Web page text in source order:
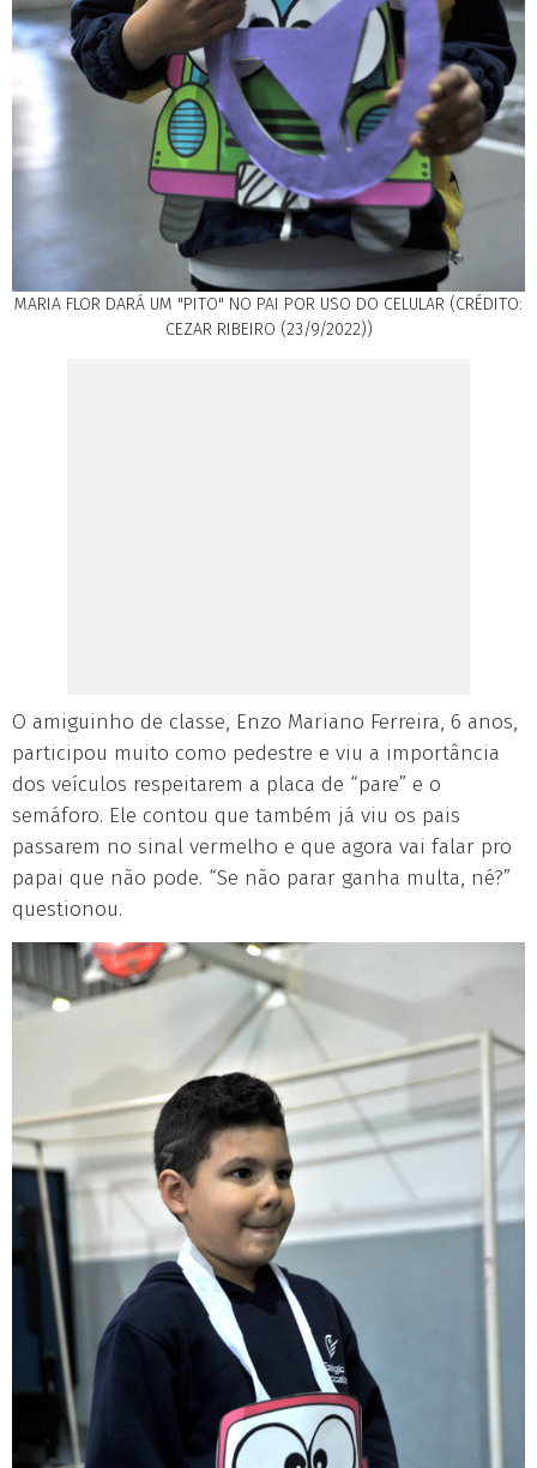
MARIA FLOR DARÁ UM "PITO" NO PAI POR USO DO CELULAR (CRÉDITO:
CEZAR RIBEIRO (23/9/2022))
O amiguinho de classe, Enzo Mariano Ferreira, 6 anos,
participou muito como pedestre e viu a importância
dos veículos respeitarem a placa de “pare” e o
semáforo. Ele contou que também já viu os pais
passarem no sinal vermelho e que agora vai falar pro
papai que não pode. “Se não parar ganha multa, né?”
questionou.